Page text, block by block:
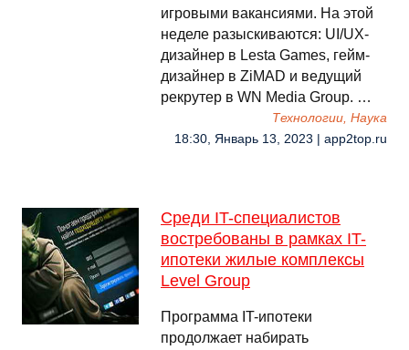
игровыми вакансиями. На этой
неделе разыскиваются: UI/UX-
дизайнер в Lesta Games, гейм-
дизайнер в ZiMAD и ведущий
рекрутер в WN Media Group. …
Технологии, Наука
18:30, Январь 13, 2023 | app2top.ru
Среди IT-специалистов
востребованы в рамках IT-
ипотеки жилые комплексы
Level Group
Программа IT-ипотеки
продолжает набирать